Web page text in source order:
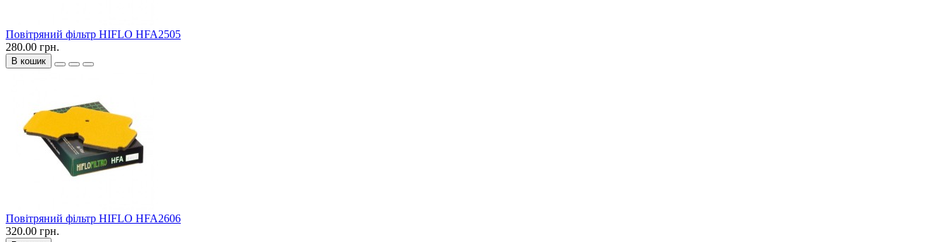
Повітряний фільтр HIFLO HFA2505
280.00 грн.
В кошик
Повітряний фільтр HIFLO HFA2606
320.00 грн.